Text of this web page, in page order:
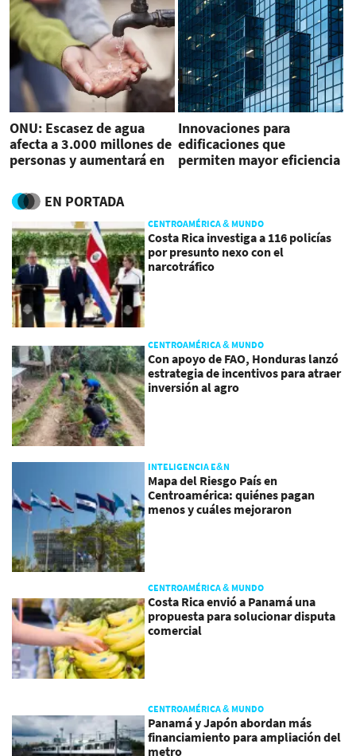
ONU: Escasez de agua
afecta a 3.000 millones de
personas y aumentará en
Innovaciones para
edificaciones que
permiten mayor eficiencia
EN PORTADA
CENTROAMÉRICA & MUNDO
Costa Rica investiga a 116 policías
por presunto nexo con el
narcotráfico
CENTROAMÉRICA & MUNDO
Con apoyo de FAO, Honduras lanzó
estrategia de incentivos para atraer
inversión al agro
INTELIGENCIA E&N
Mapa del Riesgo País en
Centroamérica: quiénes pagan
menos y cuáles mejoraron
CENTROAMÉRICA & MUNDO
Costa Rica envió a Panamá una
propuesta para solucionar disputa
comercial
CENTROAMÉRICA & MUNDO
Panamá y Japón abordan más
financiamiento para ampliación del
metro